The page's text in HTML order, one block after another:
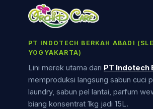
PT INDOTECH BERKAH ABADI
YOGYAKARTA)
Lini merek utama dari PT Indotech
memproduksi langsung sabun cuci
laundry, sabun pel lantai, parfum
biang konsentrat 1kg jadi 15L.